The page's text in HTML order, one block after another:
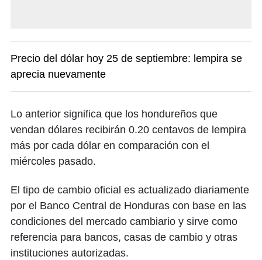
Precio del dólar hoy 25 de septiembre: lempira se
aprecia nuevamente
Lo anterior significa que los hondureños que
vendan dólares recibirán 0.20 centavos de lempira
más por cada dólar en comparación con el
miércoles pasado.
El tipo de cambio oficial es actualizado diariamente
por el Banco Central de Honduras con base en las
condiciones del mercado cambiario y sirve como
referencia para bancos, casas de cambio y otras
instituciones autorizadas.